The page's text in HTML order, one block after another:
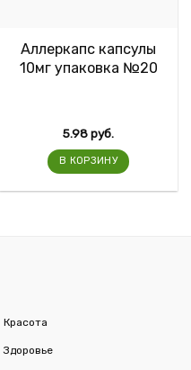
Аллеркапс капсулы
10мг упаковка №20
5.98руб.
В КОРЗИНУ
Красота
Здоровье